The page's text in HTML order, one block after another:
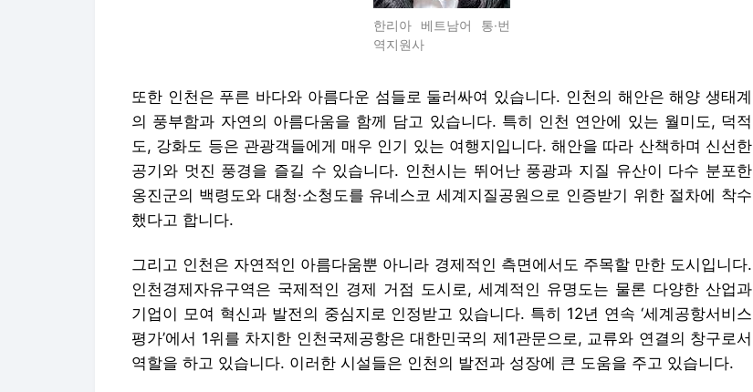
한리아 베트남어 통·번
역지원사
또한 인천은 푸른 바다와 아름다운 섬들로 둘러싸여 있습니다. 인천의 해안은 해양 생태계
의 풍부함과 자연의 아름다움을 함께 담고 있습니다. 특히 인천 연안에 있는 월미도, 덕적
도, 강화도 등은 관광객들에게 매우 인기 있는 여행지입니다. 해안을 따라 산책하며 신선한
공기와 멋진 풍경을 즐길 수 있습니다. 인천시는 뛰어난 풍광과 지질 유산이 다수 분포한
옹진군의 백령도와 대청·소청도를 유네스코 세계지질공원으로 인증받기 위한 절차에 착수
했다고 합니다.
그리고 인천은 자연적인 아름다움뿐 아니라 경제적인 측면에서도 주목할 만한 도시입니다.
인천경제자유구역은 국제적인 경제 거점 도시로, 세계적인 유명도는 물론 다양한 산업과
기업이 모여 혁신과 발전의 중심지로 인정받고 있습니다. 특히 12년 연속 ‘세계공항서비스
평가’에서 1위를 차지한 인천국제공항은 대한민국의 제1관문으로, 교류와 연결의 창구로서
역할을 하고 있습니다. 이러한 시설들은 인천의 발전과 성장에 큰 도움을 주고 있습니다.